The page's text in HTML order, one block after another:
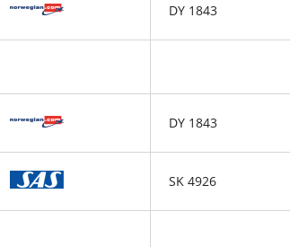
DY 1843
DY 1843
SK 4926